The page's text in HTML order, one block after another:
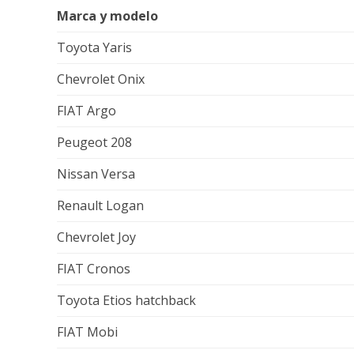
Marca y modelo
Toyota Yaris
Chevrolet Onix
FIAT Argo
Peugeot 208
Nissan Versa
Renault Logan
Chevrolet Joy
FIAT Cronos
Toyota Etios hatchback
FIAT Mobi